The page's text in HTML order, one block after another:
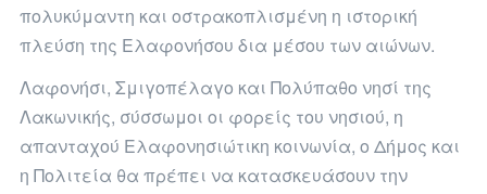
πολυκύμαντη και οστρακοπλισμένη η ιστορική
πλεύση της Ελαφονήσου δια μέσου των αιώνων.
Λαφονήσι, Σμιγοπέλαγο και Πολύπαθο νησί της
Λακωνικής, σύσσωμοι οι φορείς του νησιού, η
απανταχού Ελαφονησιώτικη κοινωνία, ο Δήμος και
η Πολιτεία θα πρέπει να κατασκευάσουν την